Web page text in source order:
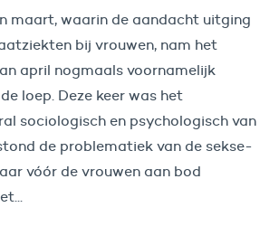
maart, waarin de aandacht uitging
bij vrouwen, nam het
april nogmaals voornamelijk
loep. Deze keer was het
sociologisch en psychologisch van
de problematiek van de sekse-
vóór de vrouwen aan bod